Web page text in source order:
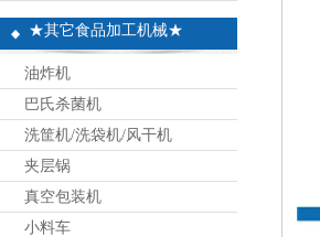
★其它食品加工机械★
油炸机
巴氏杀菌机
洗筐机/洗袋机/风干机
夹层锅
真空包装机
小料车